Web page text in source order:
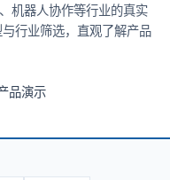
机器人协作等行业的真实
行业筛选，直观了解产品
品演示